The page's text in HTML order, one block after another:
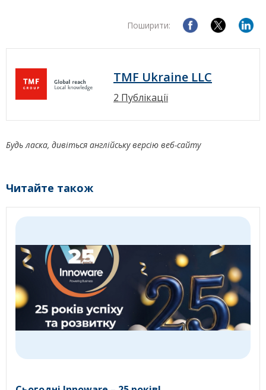
Поширити:
TMF Ukraine LLC
2 Публікації
Будь ласка, дивіться англійську версію веб-сайту
Читайте також